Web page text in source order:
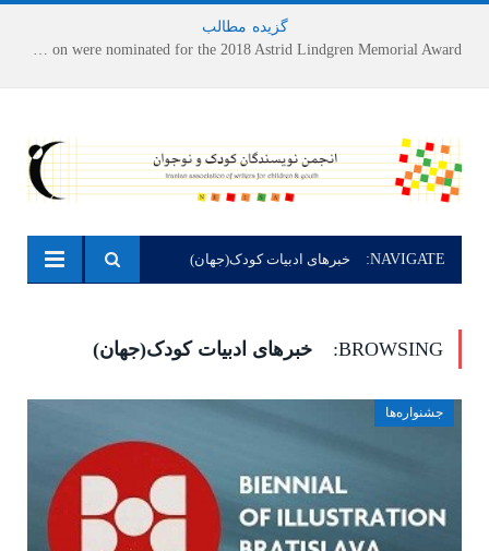
گزیده مطالب
NAVIGATE: خبرهای ادبیات کودک(جهان)
BROWSING: خبرهای ادبیات کودک(جهان)
جشنواره‌ها